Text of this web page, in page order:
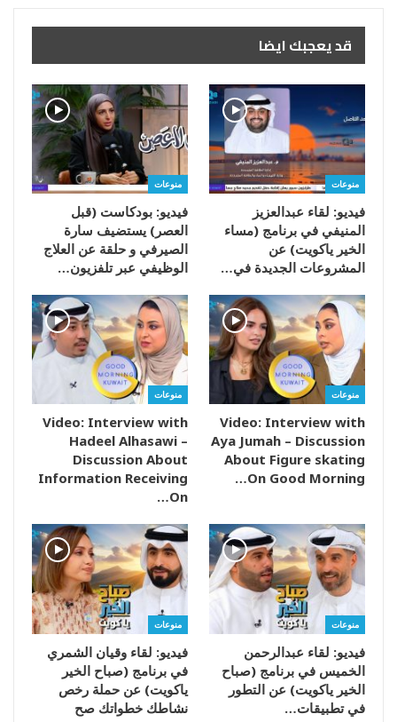
قد يعجبك ايضا
منوعات
فيديو: لقاء عبدالعزيز
المنيفي في برنامج (مساء
الخير ياكويت) عن
المشروعات الجديدة في…
منوعات
فيديو: بودكاست (قبل
العصر) يستضيف سارة
الصيرفي و حلقة عن العلاج
الوظيفي عبر تلفزيون…
منوعات
Video: Interview with
Aya Jumah – Discussion
About Figure skating
On Good Morning…
منوعات
Video: Interview with
Hadeel Alhasawi –
Discussion About
Information Receiving
On…
منوعات
فيديو: لقاء عبدالرحمن
الخميس في برنامج (صباح
الخير ياكويت) عن التطور
في تطبيقات…
منوعات
فيديو: لقاء وقيان الشمري
في برنامج (صباح الخير
ياكويت) عن حملة رخص
نشاطك خطواتك صح